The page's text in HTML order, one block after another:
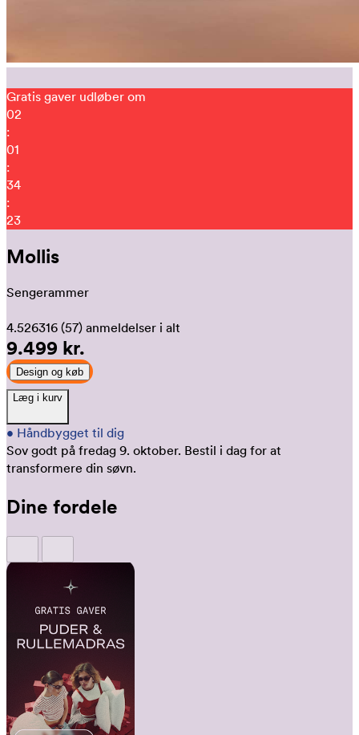
Gratis gaver udløber om
02
:
01
:
34
:
10
Mollis
Sengerammer
4.526316 (57) anmeldelser i alt
9.499 kr.
Design og køb
Læg i kurv
• Håndbygget til dig
Sov godt på fredag 9. oktober. Bestil i dag for at
transformere din søvn.
Dine fordele